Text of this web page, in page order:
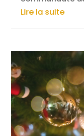
Lire la suite